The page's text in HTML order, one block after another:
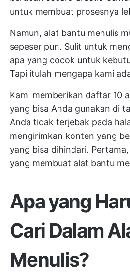
untuk membuat prosesnya
Namun, alat bantu menulis
sepeser pun. Sulit untuk
apa yang cocok untuk
Tapi itulah mengapa kami
Kami memberikan daftar 10
yang bisa Anda gunakan di
Anda tidak terjebak pada
mengirimkan konten yang
yang bisa dihindari.
yang membuat alat bantu
Apa yang
Cari Dalam
Menulis?